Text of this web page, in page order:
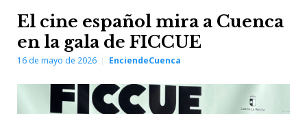
El cine español mira a Cuenca
en la gala de FICCUE
16 de mayo de 2026 EnciendeCuenca